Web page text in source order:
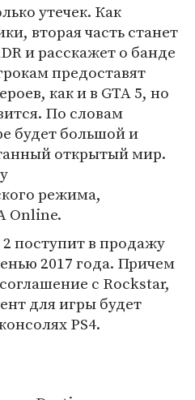
утечек. Как
вторая часть станет
и расскажет о банде
предоставят
как и в GTA 5, но
По словам
будет большой и
открытый мир.
режима,
Online.
поступит в продажу
2017 года. Причем
с Rockstar,
для игры будет
PS4.